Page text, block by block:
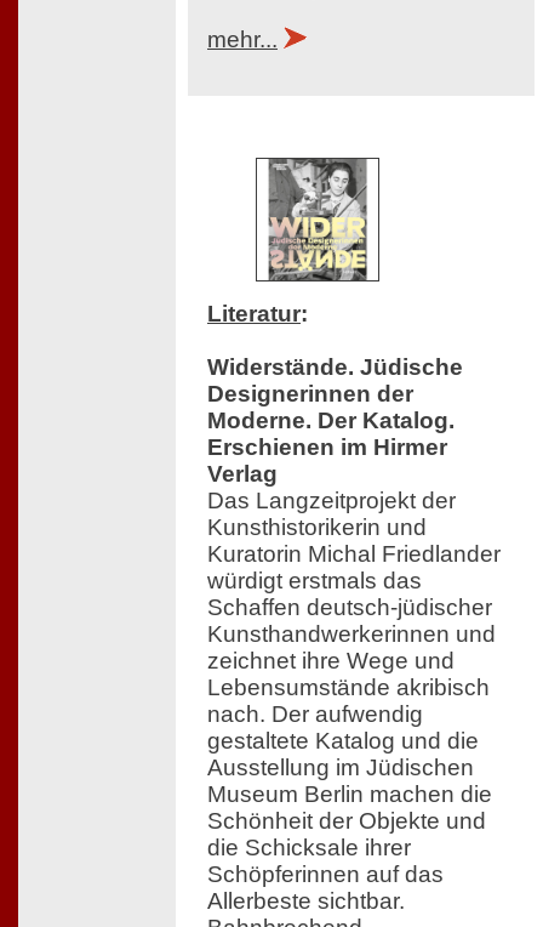
mehr...
Literatur:
Widerstände. Jüdische
Designerinnen der
Moderne. Der Katalog.
Erschienen im Hirmer
Verlag
Das Langzeitprojekt der
Kunsthistorikerin und
Kuratorin Michal Friedlander
würdigt erstmals das
Schaffen deutsch-jüdischer
Kunsthandwerkerinnen und
zeichnet ihre Wege und
Lebensumstände akribisch
nach. Der aufwendig
gestaltete Katalog und die
Ausstellung im Jüdischen
Museum Berlin machen die
Schönheit der Objekte und
die Schicksale ihrer
Schöpferinnen auf das
Allerbeste sichtbar.